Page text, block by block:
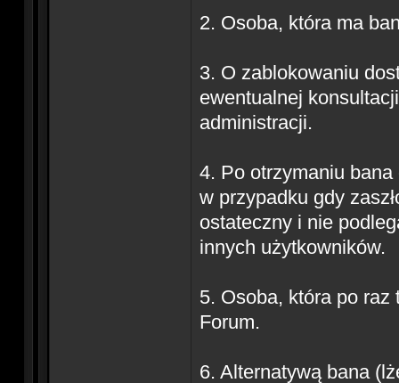
2. Osoba, która ma
3. O zablokowaniu
ewentualnej
administracji.
4. Po otrzymaniu
w przypadku gdy
ostateczny i nie
innych użytkowników.
5. Osoba, która po raz
Forum.
6. Alternatywą bana